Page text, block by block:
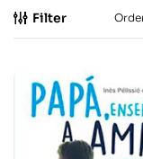
Filter